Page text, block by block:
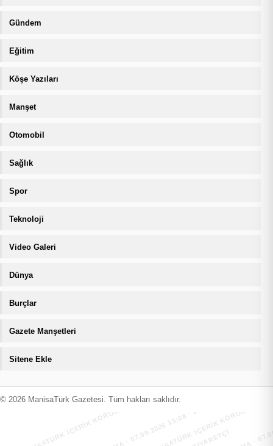
Gündem
Eğitim
Köşe Yazıları
Manşet
Otomobil
Sağlık
Spor
Teknoloji
Video Galeri
Dünya
Burçlar
Gazete Manşetleri
Sitene Ekle
© 2026 ManisaTürk Gazetesi. Tüm hakları saklıdır.
MANİSATÜRK İÇERİK KORUMA · 07.08.2026 15:08 · ZIYARETÇI
MANİSATÜRK İÇERİK KORUMA